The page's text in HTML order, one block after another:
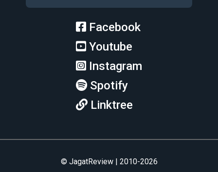
Facebook
Youtube
Instagram
Spotify
Linktree
© JagatReview | 2010-2026